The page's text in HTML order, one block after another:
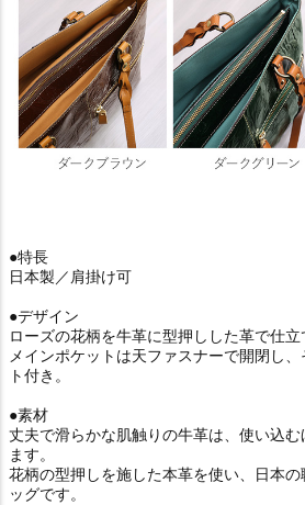
●特長
日本製／肩掛け可
●デザイン
ローズの花柄を牛革に型押しした革で仕立
メインポケットは天ファスナーで開閉し
ト付き。
●素材
丈夫で滑らかな肌触りの牛革は、使い込
ます。
花柄の型押しを施した本革を使い、日本
ッグです。